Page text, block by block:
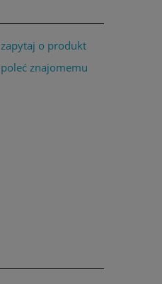
zapytaj o produkt
poleć znajomemu